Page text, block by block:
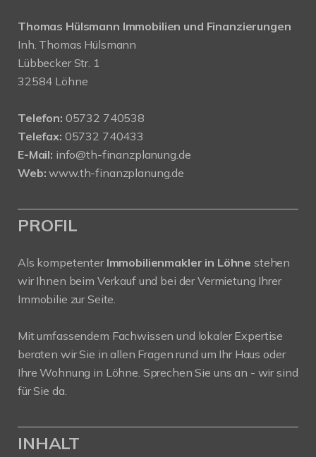
Thomas Hülsmann Immobilien und Finanzierungen
Inh. Thomas Hülsmann
Lübbecker Str. 1
32584 Löhne
Telefon: 05732 740538
Telefax: 05732 740433
E-Mail: info@th-finanzplanung.de
Web: www.th-finanzplanung.de
PROFIL
Als kompetenter Immobilienmakler in Löhne stehen
wir Ihnen beim Verkauf und bei der Vermietung Ihrer
Immobilie zur Seite.
Mit umfassendem Fachwissen und lokaler Expertise
beraten wir Sie in allen Fragen rund um Ihr Haus oder
Ihre Wohnung in Löhne. Sprechen Sie uns an - wir sind
für Sie da.
INHALT